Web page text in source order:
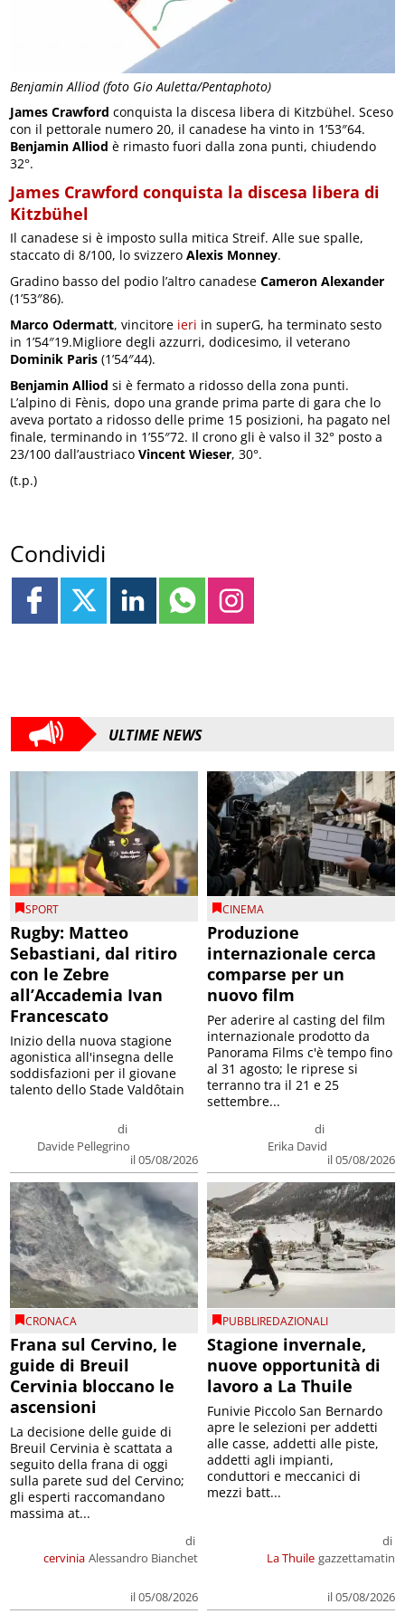
Benjamin Alliod (foto Gio Auletta/Pentaphoto)
James Crawford conquista la discesa libera di Kitzbühel. Sceso
con il pettorale numero 20, il canadese ha vinto in 1’53″64.
Benjamin Alliod è rimasto fuori dalla zona punti, chiudendo
32°.
James Crawford conquista la discesa libera di
Kitzbühel
Il canadese si è imposto sulla mitica Streif. Alle sue spalle,
staccato di 8/100, lo svizzeroAlexis Monney.
Gradino basso del podio l’altro canadeseCameron Alexander
(1’53″86).
Marco Odermatt, vincitore ieri in superG, ha terminato sesto
in 1’54″19.Migliore degli azzurri, dodicesimo, il veterano
Dominik Paris (1’54″44).
Benjamin Alliod si è fermato a ridosso della zona punti.
L’alpino di Fènis, dopo una grande prima parte di gara che lo
aveva portato a ridosso delle prime 15 posizioni, ha pagato nel
finale, terminando in 1’55″72. Il crono gli è valso il 32° posto a
23/100 dall’austriacoVincent Wieser, 30°.
(t.p.)
Condividi
ULTIME NEWS
SPORT
Rugby: Matteo
Sebastiani, dal ritiro
con le Zebre
all’Accademia Ivan
Francescato
di
Davide Pellegrino
il 05/08/2026
Inizio della nuova stagione
agonistica all'insegna delle
soddisfazioni per il giovane
talento dello Stade Valdôtain
CINEMA
Produzione
internazionale cerca
comparse per un
nuovo film
di
Erika David
il 05/08/2026
Per aderire al casting del film
internazionale prodotto da
Panorama Films c'è tempo fino
al 31 agosto; le riprese si
terranno tra il 21 e 25
settembre...
CRONACA
Frana sul Cervino, le
guide di Breuil
Cervinia bloccano le
ascensioni
cervinia
di
Alessandro Bianchet
il 05/08/2026
La decisione delle guide di
Breuil Cervinia è scattata a
seguito della frana di oggi
sulla parete sud del Cervino;
gli esperti raccomandano
massima at...
PUBBLIREDAZIONALI
Stagione invernale,
nuove opportunità di
lavoro a La Thuile
La Thuile
di
gazzettamatin
il 05/08/2026
Funivie Piccolo San Bernardo
apre le selezioni per addetti
alle casse, addetti alle piste,
addetti agli impianti,
conduttori e meccanici di
mezzi batt...